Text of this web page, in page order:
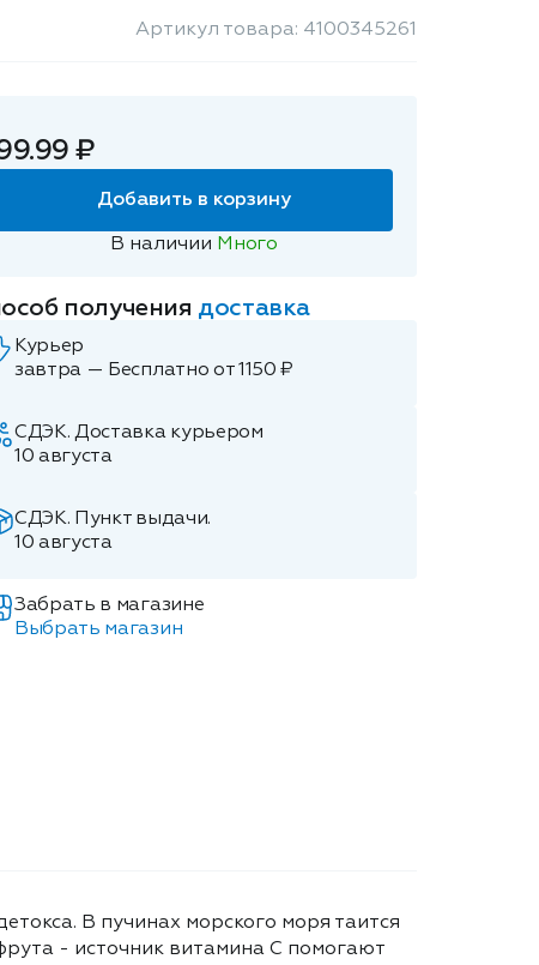
Артикул товара: 4100345261
₽
Добавить в корзину
В наличии Много
получения доставка
Курьер
завтра — Бесплатно от 1150 ₽
СДЭК. Доставка курьером
10 августа
СДЭК. Пункт выдачи.
10 августа
Забрать в магазине
Выбрать магазин
В пучинах морского моря таится
- источник витамина С помогают